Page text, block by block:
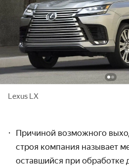
Lexus LX
Причиной возможного
строя компания называет
оставшийся при обработке